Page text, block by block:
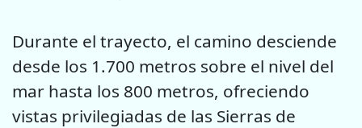
Durante el trayecto, el camino desciende
desde los 1.700 metros sobre el nivel del
mar hasta los 800 metros, ofreciendo
vistas privilegiadas de las Sierras de